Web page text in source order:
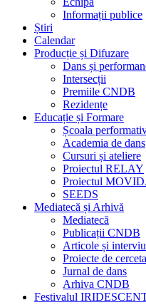
Informații publice
Știri
Calendar
Producție și Difuzare
Dans și
Intersecții
Premiile CNDB
Rezidențe
Educație și Formare
Școala
Academia de dans
Cursuri și ateliere
Proiectul RELAY
Proiectul
SEEDS
Mediatecă și Arhivă
Mediatecă
Publicații CNDB
Articole și
Proiecte de
Jurnal de dans
Arhiva CNDB
Festivalul